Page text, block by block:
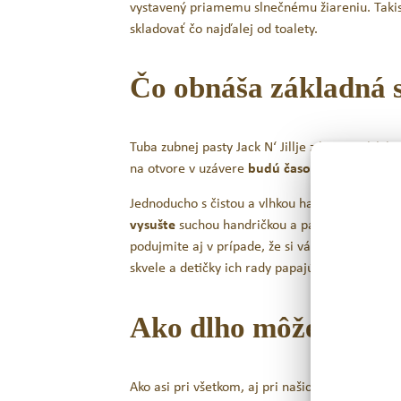
vystavený priamemu slnečnému žiareniu.
skladovať čo najďalej od toalety.
Čo obnáša
Tuba zubnej pasty Jack N‘ Jillje z
na otvore v uzávere budú časom vytvárať
Jednoducho s čistou a vlhkou handričkou či
vysuštesuchou handričkou a pastu
podujmite aj v prípade, že si váš drobček na
skvele a detičky ich rady papajú, ale môžu
Ako dlho môžete
Ako asi pri všetkom, aj pri našich zubných
4,65€ s DPH
PRIDAŤ DO KOŠÍKA